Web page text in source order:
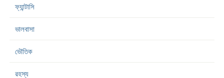
ফ্যান্টাসি
ভালবাসা
ভৌতিক
রহস্য